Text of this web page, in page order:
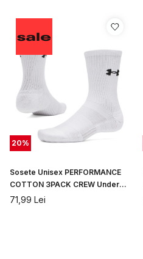
20%
Sosete Unisex PERFORMANCE
COTTON 3PACK CREW Under
Armour
71,99 Lei